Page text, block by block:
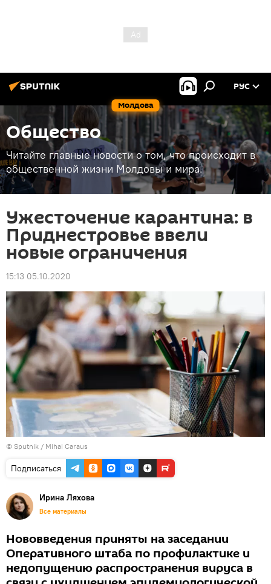
Молдова
РУС
Общество
Читайте главные новости о том, что происходит в
общественной жизни Молдовы и мира.
Ужесточение карантина: в
Приднестровье ввели
новые ограничения
15:13 05.10.2020
© Sputnik / Mihai Caraus
Подписаться
Ирина Ляхова
Все материалы
Нововведения приняты на заседании
Оперативного штаба по профилактике и
недопущению распространения вируса в